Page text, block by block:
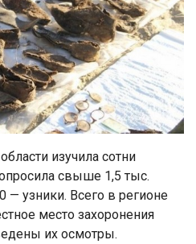
изучила сотни
свыше 1,5 тыс.
— узники. Всего в регионе
место захоронения
их осмотры.